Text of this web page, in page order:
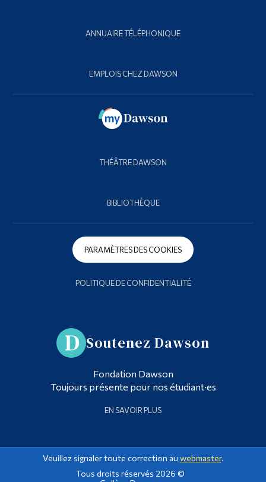
ANNUAIRE TÉLÉPHONIQUE
EMPLOIS CHEZ DAWSON
THÉÂTRE DAWSON
BIBLIOTHÈQUE
PARAMÈTRES DES COOKIES
POLITIQUE DE CONFIDENTIALITÉ
Soutenez Dawson
Fondation Dawson
Toujours présente pour nos étudiant·es
EN SAVOIR PLUS
Veuillez signaler toute correction au webmaster.
Tous droits réservés 2026 ©